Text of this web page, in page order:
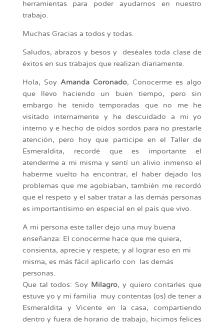
herramientas para poder ayudarnos en nuestro
trabajo.
Muchas Gracias a todos y todas.
Saludos, abrazos y besos y deséales toda clase de
éxitos en sus trabajos que realizan diariamente.
Hola, Soy Amanda Coronado, Conocerme es algo
que llevo haciendo un buen tiempo, pero sin
embargo he tenido temporadas que no me he
visitado internamente y he descuidado a mi yo
interno y e hecho de oídos sordos para no prestarle
atención, pero hoy que participe en el Taller de
Esmeraldita, recordé que es importante el
atenderme a mi misma y sentí un alivio inmenso el
haberme vuelto ha encontrar, el haber dejado los
problemas que me agobiaban, también me recordó
que el respeto y el saber tratar a las demás personas
es importantísimo en especial en el país que vivo.
A mi persona este taller dejo una muy buena
enseñanza: El conocerme hace que me quiera,
consienta, aprecie y respete; y al lograr eso en mi
misma, es más fácil aplicarlo con las demás
personas.
Que tal todos: Soy Milagro, y quiero contarles que
estuve yo y mi familia muy contentas (os) de tener a
Esmeraldita y Vicente en la casa, compartiendo
dentro y fuera de horario de trabajo, hicimos felices